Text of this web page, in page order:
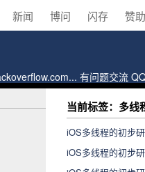
新闻 博问 闪存 赞
有问题交流
当前标签：多线
iOS多线程的初步
iOS多线程的初步